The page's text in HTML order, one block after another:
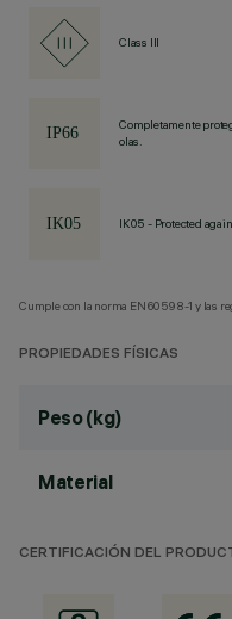
Class III
Completamente
olas.
IK05 - Protected
Cumple con la norma EN60598-1 y las
PROPIEDADES FÍSICAS
Peso (kg)
Material
CERTIFICACIÓN DEL